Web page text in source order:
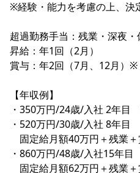
※経験・能力を考慮の上、決
超過勤務手当：残業・深夜・
昇給：年1回（2月）
賞与：年2回（7月、12月）
【年収例】
・350万円/24歳/入社 2年
・520万円/30歳/入社 8年
固定給月額40万円＋残業
・860万円/48歳/入社15年
固定給月額62万円＋残業